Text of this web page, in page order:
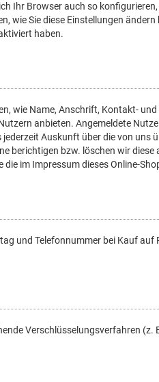
Ihr Browser auch so
Sie diese Einstellungen
haben.
wie Name, Anschrift, Kontakt-
anbieten. Angemeldete
Auskunft über die von uns
berichtigen bzw. löschen wir
im Impressum dieses Online-
und Telefonnummer bei Kauf auf
Verschlüsselungsverfahren (z.